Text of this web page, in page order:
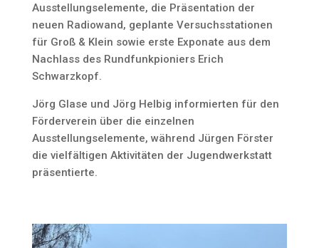
Ausstellungselemente, die Präsentation der
neuen Radiowand, geplante Versuchsstationen
für Groß & Klein sowie erste Exponate aus dem
Nachlass des Rundfunkpioniers Erich
Schwarzkopf.
Jörg Glase und Jörg Helbig informierten für den
Förderverein über die einzelnen
Ausstellungselemente, während Jürgen Förster
die vielfältigen Aktivitäten der Jugendwerkstatt
präsentierte.